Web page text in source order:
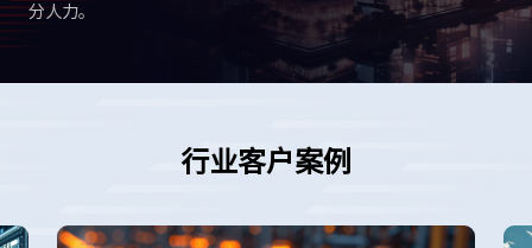
分人力。
行业客户案例